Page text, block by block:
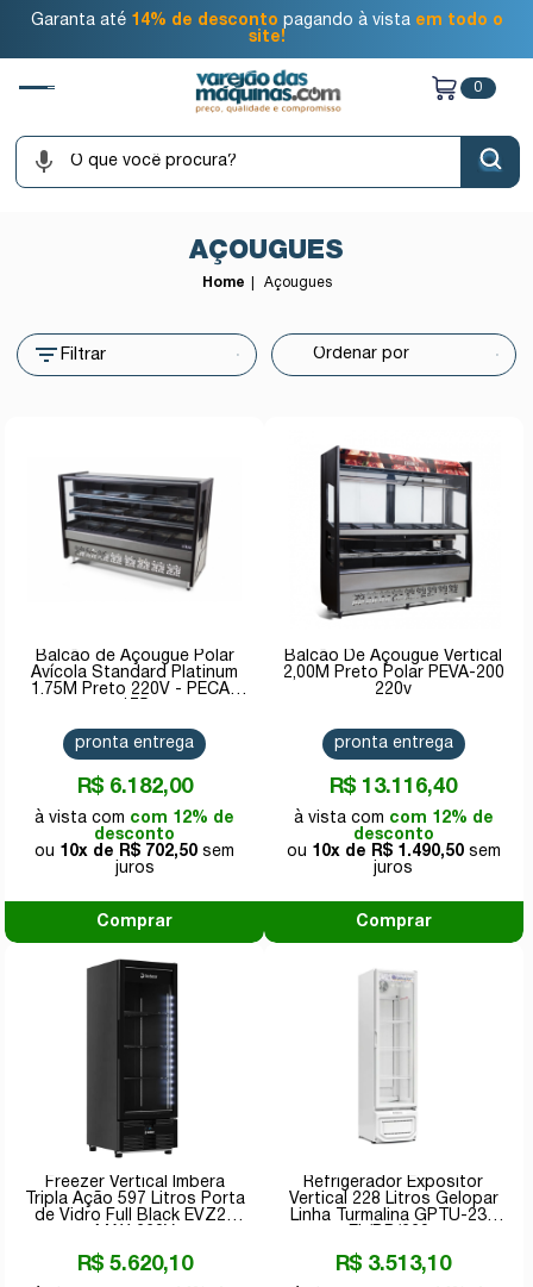
Garanta até 14% de desconto pagando à vista em todo o
site!
0
AÇOUGUES
Home Açougues
Filtrar
Balcão de Açougue Polar
Avícola Standard Platinum
1.75M Preto 220V - PECAV
R$ 6.182,00
com 12% de
desconto
10x de
R$ 702,50
pronta entrega
Comprar
Balcão De Açougue Vertical
2,00M Preto Polar PEVA-200
220v
R$ 13.116,40
com 12% de
desconto
10x de
R$ 1.490,50
pronta entrega
Comprar
Freezer Vertical Imbera
Tripla Ação 597 Litros Porta
de Vidro Full Black EVZ21
R$ 5.620,10
Refrigerador Expositor
Vertical 228 Litros Gelopar
Linha Turmalina GPTU-230
R$ 3.513,10